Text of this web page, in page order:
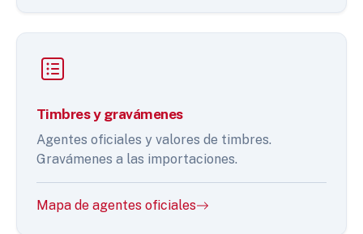
Timbres y gravámenes
Agentes oficiales y valores de timbres.
Gravámenes a las importaciones.
Mapa de agentes oficiales